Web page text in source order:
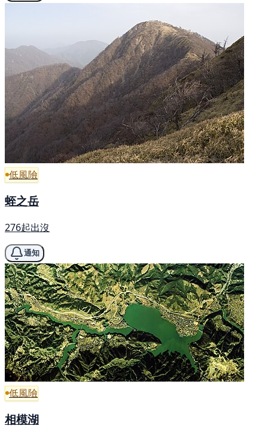
低風險
蛭之岳
276起出沒
通知
低風險
相模湖